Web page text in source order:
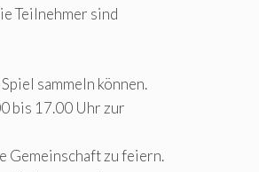
Teilnehmer sind
sammeln können.
bis 17.00 Uhr zur
Gemeinschaft zu feiern.